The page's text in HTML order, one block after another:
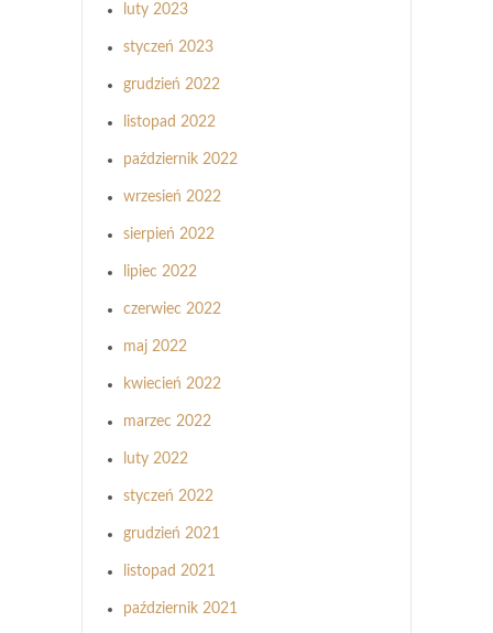
luty 2023
styczeń 2023
grudzień 2022
listopad 2022
październik 2022
wrzesień 2022
sierpień 2022
lipiec 2022
czerwiec 2022
maj 2022
kwiecień 2022
marzec 2022
luty 2022
styczeń 2022
grudzień 2021
listopad 2021
październik 2021